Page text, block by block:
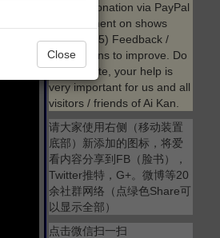
Make a donation via PayPal
(4) Comment on shows
watched (5) Feedback /
suggestions to improve. Do
not hesitate, your help is
very important for us and all
visitors / friends of Ai Kan.
请大家使用右侧（移动装置
底部）新添加的图标，将爱
看内容分享到FB（脸书），
Twitter推特，G+。微博等20
余社群网络（点绿色Share可
以显示全部）
点击微信扫一扫
Close